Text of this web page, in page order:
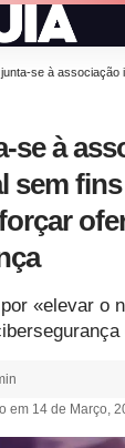
à associação internacional sem fins
se à
sem
«elevar o
em 14 de Março,